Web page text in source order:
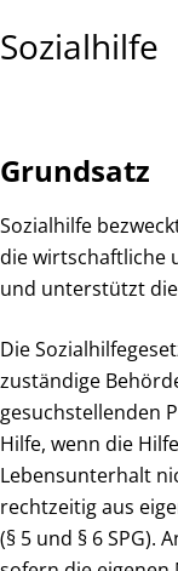
Sozialhilfe
Grundsatz
Sozialhilfe
die wirtschaftliche
und unterstützt
Die
zuständige
gesuchstellenden
Hilfe, wenn die
Lebensunterhalt
rechtzeitig aus
(§ 5 und § 6 SPG).